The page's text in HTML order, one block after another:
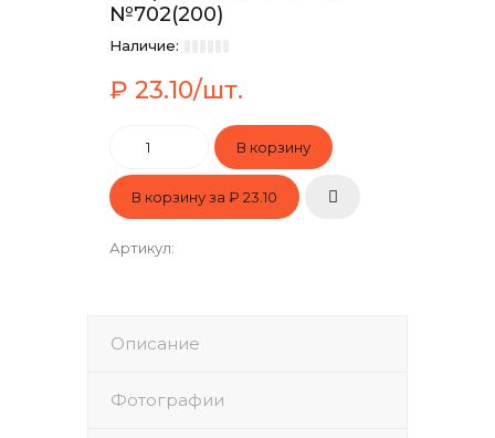
№702(200)
Наличие:
₽ 23.10/шт.
В корзину за ₽ 23.10
Артикул:
Описание
Фотографии